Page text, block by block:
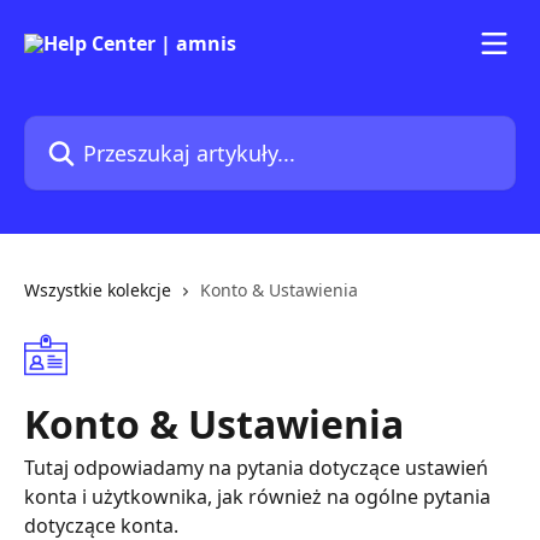
Przeszukaj artykuły...
Wszystkie kolekcje Konto & Ustawienia
Konto & Ustawienia
Tutaj odpowiadamy na pytania dotyczące ustawień
konta i użytkownika, jak również na ogólne pytania
dotyczące konta.